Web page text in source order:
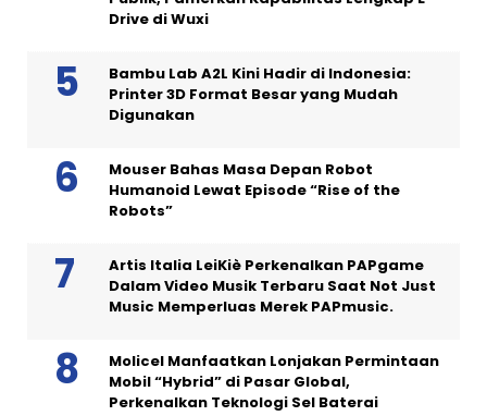
Drive di Wuxi
Bambu Lab A2L Kini Hadir di Indonesia:
Printer 3D Format Besar yang Mudah
Digunakan
Mouser Bahas Masa Depan Robot
Humanoid Lewat Episode “Rise of the
Robots”
Artis Italia LeiKiè Perkenalkan PAPgame
Dalam Video Musik Terbaru Saat Not Just
Music Memperluas Merek PAPmusic.
Molicel Manfaatkan Lonjakan Permintaan
Mobil “Hybrid” di Pasar Global,
Perkenalkan Teknologi Sel Baterai